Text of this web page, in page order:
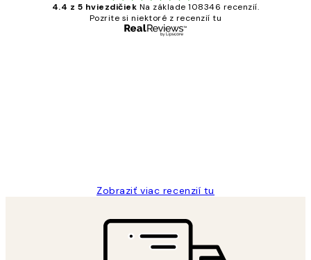
4.4 z 5 hviezdičiek Na základe 108346 recenzií.
Pozrite si niektoré z recenzií tu
Zobraziť viac recenzií tu